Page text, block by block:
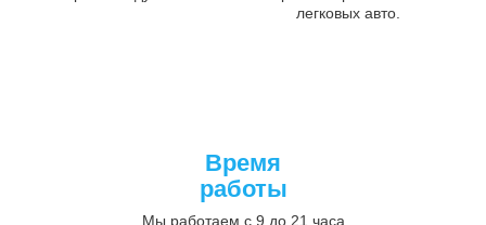
легковых авто.
Время
работы
Мы работаем с 9 до 21 часа